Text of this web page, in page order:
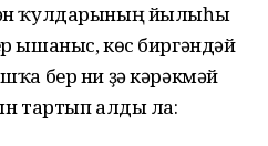
ҡулдарының йылыһы
ышаныс, көс биргәндәй
бер ни ҙә кәрәкмәй
тартып алды ла: